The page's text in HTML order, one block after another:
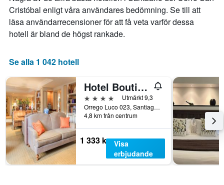
Diagrammet
har
1
Y-
axel
visar
genomsnittliga
rumspriset.
Cristóbal enligt våra användares bedömning. Se till att
läsa användarrecensioner för att få veta varför dessa
hotell är bland de högst rankade.
Se alla 1 042 hotell
Hotel Boutique Le Reve
4 stjärnor
Utmärkt 9,3
Orrego Luco 023, Santiago de Chile, Chile
4,8 km från centrum
1 333 kr Visa
erbjudande